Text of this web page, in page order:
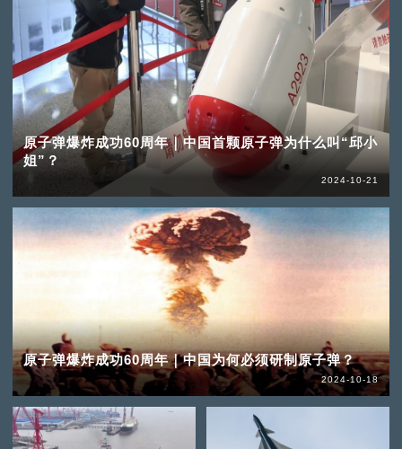
原子弹爆炸成功60周年｜中国首颗原子弹为什么叫“邱小
姐”？
2024-10-21
原子弹爆炸成功60周年｜中国为何必须研制原子弹？
2024-10-18